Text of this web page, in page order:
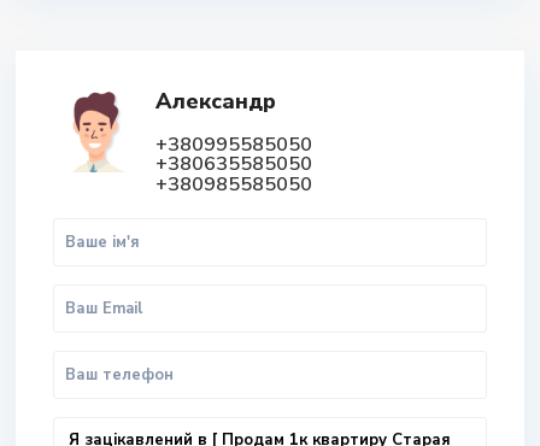
Александр
+380995585050
+380635585050
+380985585050